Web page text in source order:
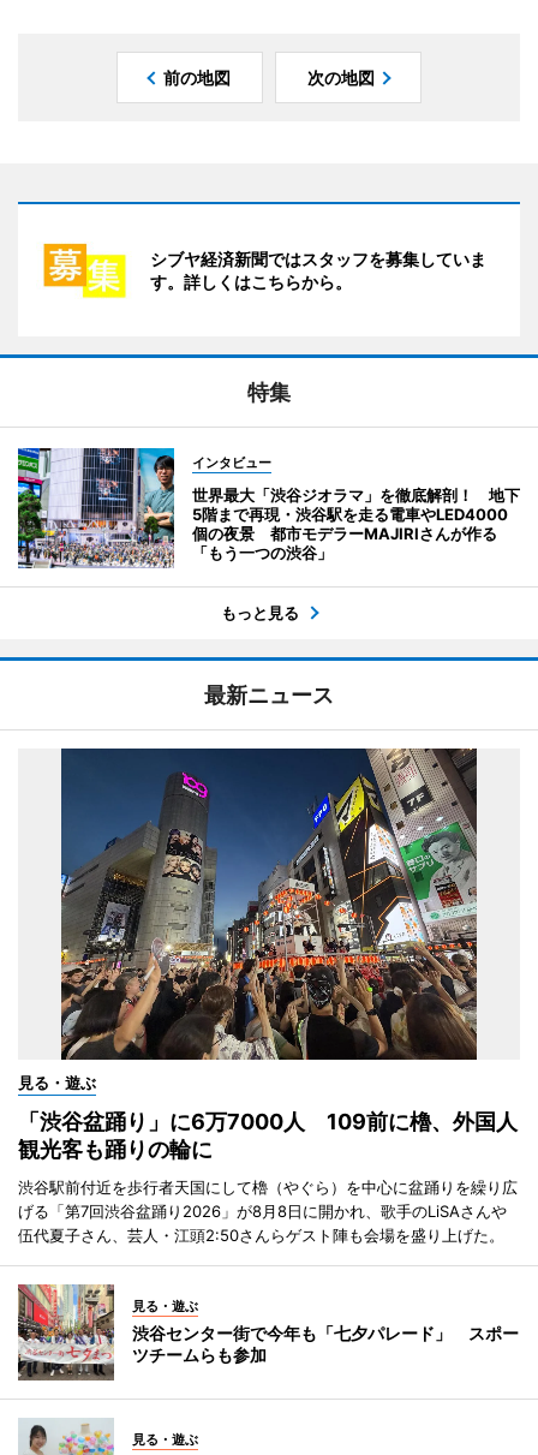
前の地図 次の地図
シブヤ経済新聞ではスタッフを募集していま
す。詳しくはこちらから。
特集
インタビュー
世界最大「渋谷ジオラマ」を徹底解剖！ 地下
5階まで再現・渋谷駅を走る電車やLED4000
個の夜景 都市モデラーMAJIRIさんが作る
「もう一つの渋谷」
もっと見る
最新ニュース
見る・遊ぶ
「渋谷盆踊り」に6万7000人 109前に櫓、外国人
観光客も踊りの輪に
渋谷駅前付近を歩行者天国にして櫓（やぐら）を中心に盆踊りを繰り広
げる「第7回渋谷盆踊り2026」が8月8日に開かれ、歌手のLiSAさんや
伍代夏子さん、芸人・江頭2:50さんらゲスト陣も会場を盛り上げた。
見る・遊ぶ
渋谷センター街で今年も「七夕パレード」 スポー
ツチームらも参加
見る・遊ぶ